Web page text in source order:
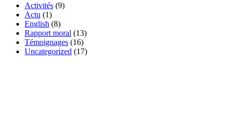
Activités (9)
Actu (1)
English (8)
Rapport moral (13)
Témoignages (16)
Uncategorized (17)